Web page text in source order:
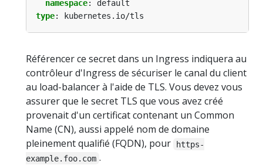
namespace:
default
type: kubernetes.io/tls
Référencer ce secret dans un Ingress indiquera au
contrôleur d'Ingress de sécuriser le canal du client
au load-balancer à l'aide de TLS. Vous devez vous
assurer que le secret TLS que vous avez créé
provenait d'un certificat contenant un Common
Name (CN), aussi appelé nom de domaine
pleinement qualifié (FQDN), pour
https-
example.foo.com .